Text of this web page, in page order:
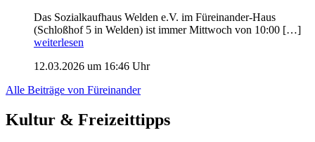
Das Sozialkaufhaus Welden e.V. im Füreinander-Haus
(Schloßhof 5 in Welden) ist immer Mittwoch von 10:00 […]
weiterlesen
12.03.2026 um 16:46 Uhr
Alle Beiträge von Füreinander
Kultur & Freizeittipps